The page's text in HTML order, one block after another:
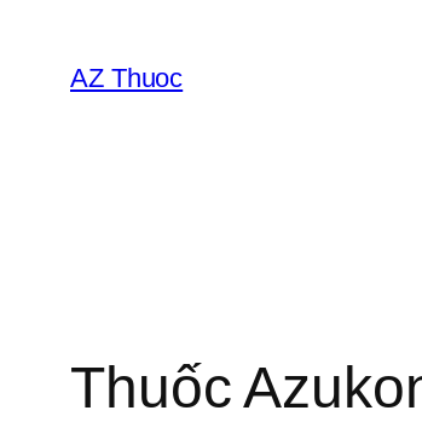
AZ Thuoc
Thuốc